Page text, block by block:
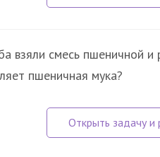
взяли смесь пшеничной
пшеничная мука?